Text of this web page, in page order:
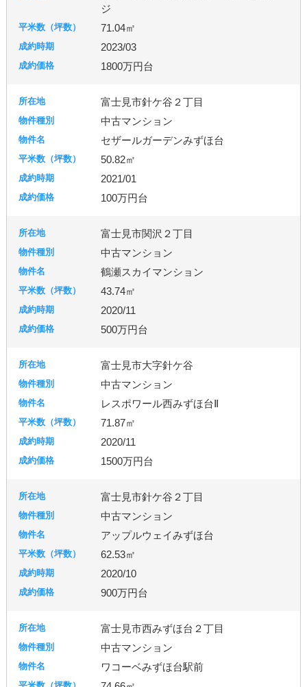
ジ
71.04㎡
2023/03
1800万円台
富士見市針ケ谷２丁目
中古マンション
セザールガーデンみずほ台
50.82㎡
2021/01
100万円台
富士見市関沢２丁目
中古マンション
鶴瀬スカイマンション
43.74㎡
2020/11
500万円台
富士見市大字針ケ谷
中古マンション
レスポワール西みずほ台Ⅱ
71.87㎡
2020/11
1500万円台
富士見市針ケ谷２丁目
中古マンション
アップルウェイみずほ台
62.53㎡
2020/10
900万円台
富士見市西みずほ台２丁目
中古マンション
ワコーベみずほ台駅前